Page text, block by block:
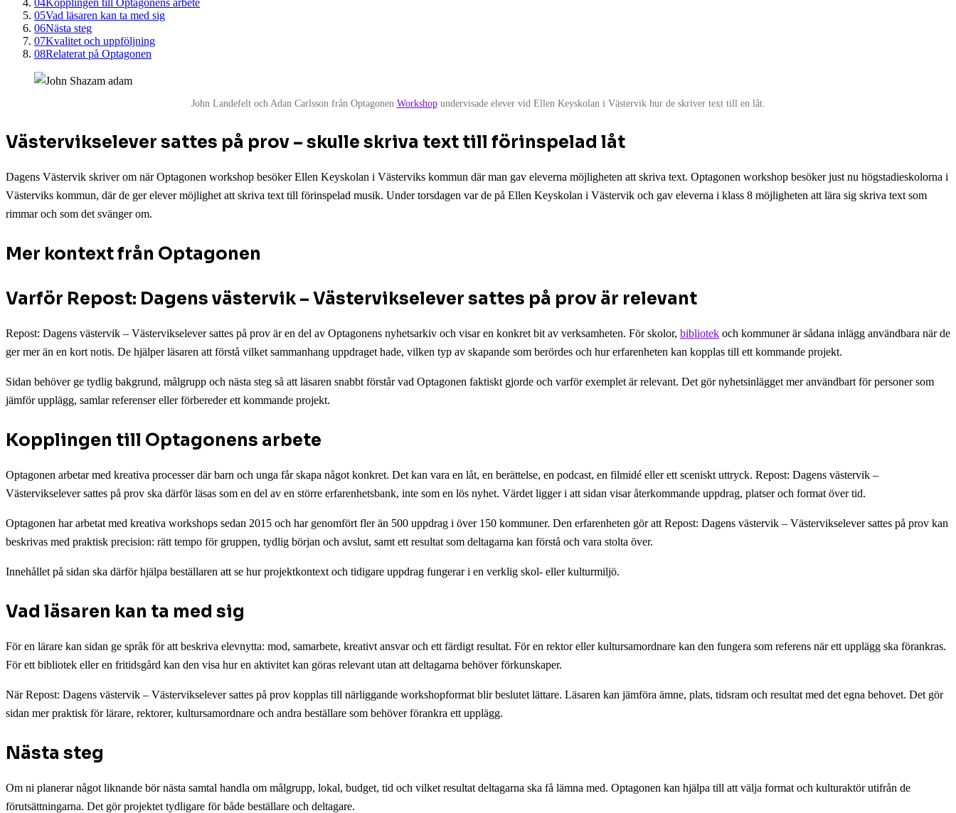
05Vad läsaren kan ta med sig
06Nästa steg
07Kvalitet och uppföljning
08Relaterat på Optagonen
John Landefelt och Adan Carlsson från Optagonen Workshopundervisade elever vid Ellen Keyskolan i Västervik hur de skriver text till en låt.
Västervikselever sattes på prov – skulle skriva text till förinspelad låt
Dagens Västervik skriver om när Optagonen workshop besöker Ellen Keyskolan i Västerviks kommun där man gav eleverna möjligheten att skriva text. Optagonen workshop besöker just nu högstadieskolorna i
Västerviks kommun, där de ger elever möjlighet att skriva text till förinspelad musik. Under torsdagen var de på Ellen Keyskolan i Västervik och gav eleverna i klass 8 möjligheten att lära sig skriva text som
rimmar och som det svänger om.
Mer kontext från Optagonen
Varför Repost: Dagens västervik – Västervikselever sattes på prov är relevant
Repost: Dagens västervik – Västervikselever sattes på prov är en del av Optagonens nyhetsarkiv och visar en konkret bit av verksamheten. För skolor, bibliotek och kommuner är sådana inlägg användbara när de
ger mer än en kort notis. De hjälper läsaren att förstå vilket sammanhang uppdraget hade, vilken typ av skapande som berördes och hur erfarenheten kan kopplas till ett kommande projekt.
Sidan behöver ge tydlig bakgrund, målgrupp och nästa steg så att läsaren snabbt förstår vad Optagonen faktiskt gjorde och varför exemplet är relevant. Det gör nyhetsinlägget mer användbart för personer som
jämför upplägg, samlar referenser eller förbereder ett kommande projekt.
Kopplingen till Optagonens arbete
Optagonen arbetar med kreativa processer där barn och unga får skapa något konkret. Det kan vara en låt, en berättelse, en podcast, en filmidé eller ett sceniskt uttryck. Repost: Dagens västervik –
Västervikselever sattes på prov ska därför läsas som en del av en större erfarenhetsbank, inte som en lös nyhet. Värdet ligger i att sidan visar återkommande uppdrag, platser och format över tid.
Optagonen har arbetat med kreativa workshops sedan 2015 och har genomfört fler än 500 uppdrag i över 150 kommuner. Den erfarenheten gör att Repost: Dagens västervik – Västervikselever sattes på prov kan
beskrivas med praktisk precision: rätt tempo för gruppen, tydlig början och avslut, samt ett resultat som deltagarna kan förstå och vara stolta över.
Innehållet på sidan ska därför hjälpa beställaren att se hur projektkontext och tidigare uppdrag fungerar i en verklig skol- eller kulturmiljö.
Vad läsaren kan ta med sig
För en lärare kan sidan ge språk för att beskriva elevnytta: mod, samarbete, kreativt ansvar och ett färdigt resultat. För en rektor eller kultursamordnare kan den fungera som referens när ett upplägg ska förankras.
För ett bibliotek eller en fritidsgård kan den visa hur en aktivitet kan göras relevant utan att deltagarna behöver förkunskaper.
När Repost: Dagens västervik – Västervikselever sattes på prov kopplas till närliggande workshopformat blir beslutet lättare. Läsaren kan jämföra ämne, plats, tidsram och resultat med det egna behovet. Det gör
sidan mer praktisk för lärare, rektorer, kultursamordnare och andra beställare som behöver förankra ett upplägg.
Nästa steg
Om ni planerar något liknande bör nästa samtal handla om målgrupp, lokal, budget, tid och vilket resultat deltagarna ska få lämna med. Optagonen kan hjälpa till att välja format och kulturaktör utifrån de
förutsättningarna. Det gör projektet tydligare för både beställare och deltagare.